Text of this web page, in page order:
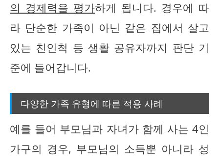
의 경제력을 평가하게 됩니다. 경우에 따
라 단순한 가족이 아닌 같은 집에서 살고
있는 친인척 등 생활 공유자까지 판단 기
준에 들어갑니다.
다양한 가족 유형에 따른 적용 사례
예를 들어 부모님과 자녀가 함께 사는 4인
가구의 경우, 부모님의 소득뿐 아니라 성